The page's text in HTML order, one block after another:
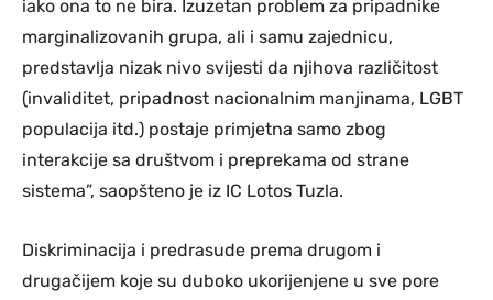
iako ona to ne bira. Izuzetan problem za pripadnike
marginalizovanih grupa, ali i samu zajednicu,
predstavlja nizak nivo svijesti da njihova različitost
(invaliditet, pripadnost nacionalnim manjinama, LGBT
populacija itd.) postaje primjetna samo zbog
interakcije sa društvom i preprekama od strane
sistema”, saopšteno je iz IC Lotos Tuzla.
Diskriminacija i predrasude prema drugom i
drugačijem koje su duboko ukorijenjene u sve pore